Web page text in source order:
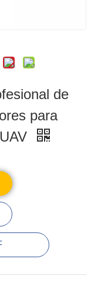
de
para